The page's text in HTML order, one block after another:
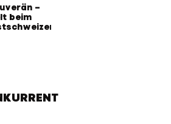
–
beim